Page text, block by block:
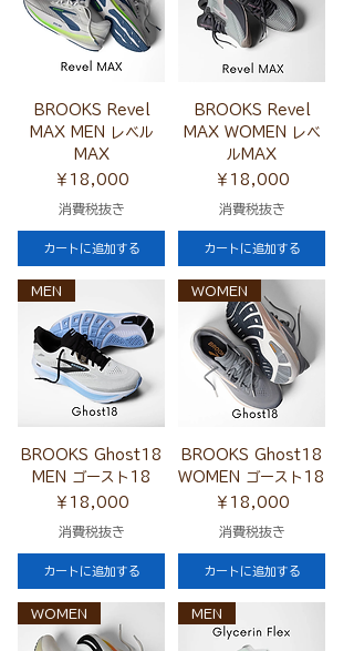
BROOKS Revel
MAX MEN レベル
MAX
価格
￥18,000
消費税抜き
カートに追加する
BROOKS Revel
MAX WOMEN レベ
ルMAX
価格
￥18,000
消費税抜き
カートに追加する
MEN
BROOKS Ghost18
MEN ゴースト18
価格
￥18,000
消費税抜き
カートに追加する
WOMEN
BROOKS Ghost18
WOMEN ゴースト18
価格
￥18,000
消費税抜き
カートに追加する
WOMEN MEN